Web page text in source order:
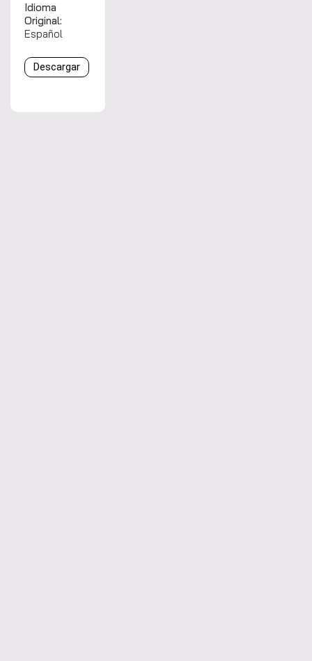
Idioma
Original:
Español
Descargar